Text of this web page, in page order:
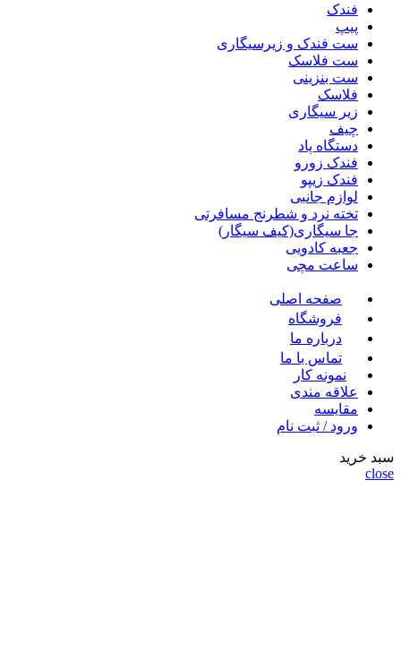
فندک
پیپ
ست فندک و زیرسیگاری
ست فلاسک
ست بنزینی
فلاسک
زیر سیگاری
چیف
دستگاه پاد
فندک زورو
فندک زیپو
لوازم جانبی
تخته نرد و شطرنج مسافرتی
جا سیگاری(کیف سیگار)
جعبه کادویی
ساعت مچی
صفحه اصلی
فروشگاه
درباره ما
تماس با ما
نمونه کار
علاقه مندی
مقايسه
ورود / ثبت نام
سبد خرید
close